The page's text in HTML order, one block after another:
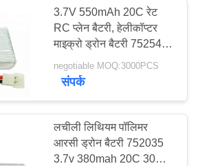
3.7V 550mAh 20C रेट
RC प्लेन बैटरी, हेलीकॉप्टर
माइक्रो ड्रोन बैटरी 752540
702030 हॉबी
negotiable MOQ:3000PCS
संपर्क
लचीली लिथियम पॉलिमर
आरसी ड्रोन बैटरी 752035
3.7v 380mah 20C 30C